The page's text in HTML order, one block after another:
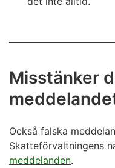
Misstänker
Också falska
Skatteförvaltningens
meddelanden.